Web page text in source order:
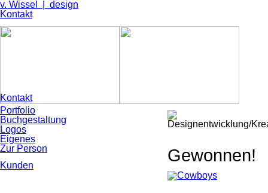
v. Wissel | design
Navigation
Kontakt
Navigation
überspringen
Portfolio
Buchgestaltung
Logos
Eigenes
Zur Person
Navigation
Kunden
Navigation
überspringen
Kontakt
Gewonnen!